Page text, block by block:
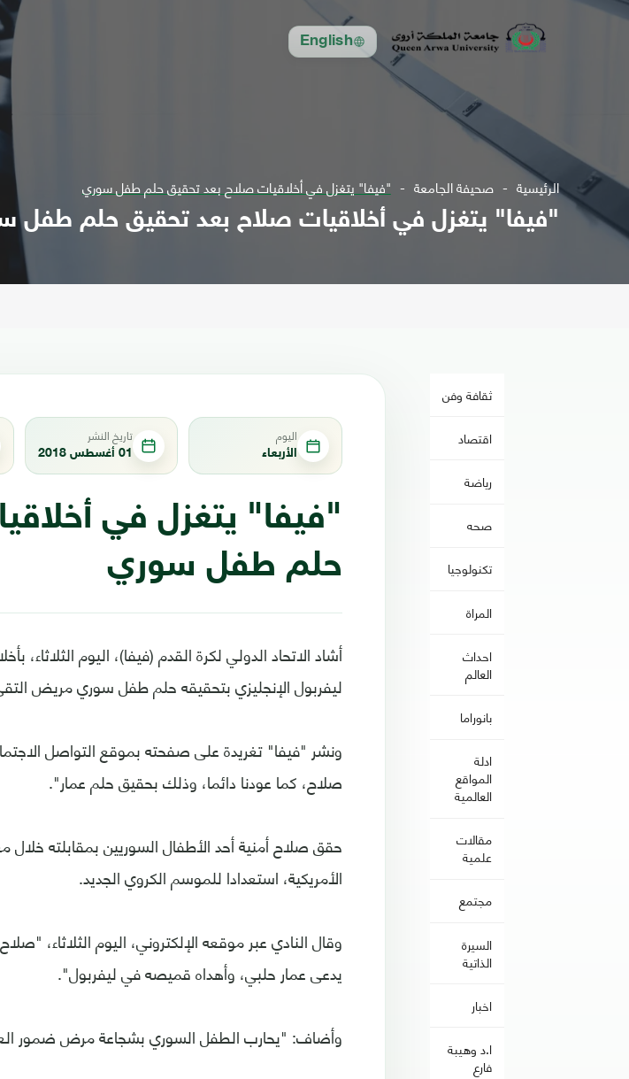
English
الرئيسية صحيفة الجامعة "فيفا" يتغزل في أخلاقيات صلاح بعد تحقيق حلم طفل سوري
"فيفا" يتغزل في أخلاقيات صلاح بعد تحقيق حلم طفل
ثقافة وفن
اقتصاد
رياضة
صحه
تكنولوجيا
المراة
احداث
العالم
بانوراما
ادلة
المواقع
العالمية
مقالات
علمية
مجتمع
السيرة
الذاتية
اخبار
ا.د وهيبة
فارع
اليوم
الأربعاء
تاريخ النشر
01 أغسطس 2018
"فيفا" يتغزل في
حلم طفل سوري
أشاد الاتحاد الدولي لكرة القدم (فيفا)، اليوم
ليفربول الإنجليزي بتحقيقه حلم طفل سوري مريض
ونشر "فيفا" تغريدة على صفحته بموقع التواصل
صلاح، كما عودنا دائما، وذلك بحقيق حلم عمار".
حقق صلاح أمنية أحد الأطفال السوريين بمقابلته خلال
الأمريكية، استعدادا للموسم الكروي الجديد.
يدعى عمار حلبي، وأهداه قميصه في ليفربول".
وأضاف: "يحارب الطفل السوري بشجاعة مرض ضمور